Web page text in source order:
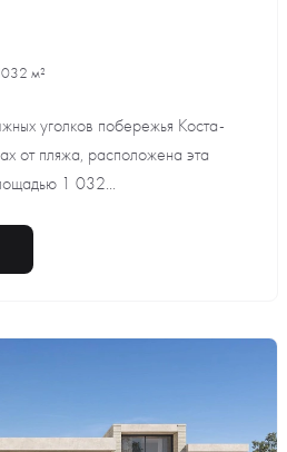
м²
уголков побережья Коста-
от пляжа, расположена эта
1 032...